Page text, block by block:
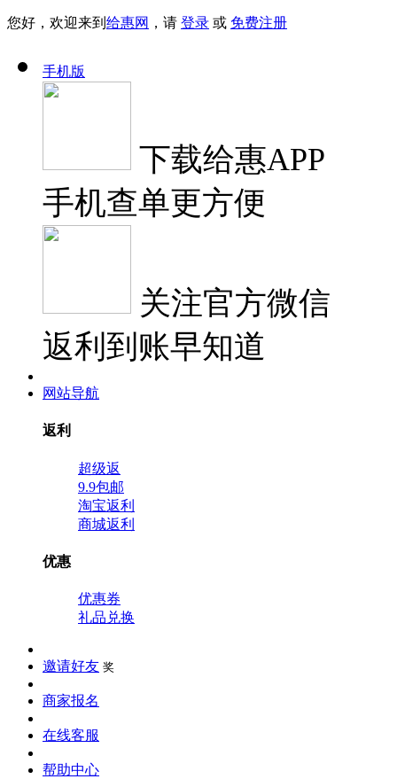
您好，欢迎来到 给惠网 ，请 登录 或 免费注册
手机版
下载给惠APP
手机查单更方便
关注官方微信
返利到账早知道
网站导航
返利
超级返
9.9包邮
淘宝返利
商城返利
优惠
优惠券
礼品兑换
邀请好友 奖
商家报名
在线客服
帮助中心